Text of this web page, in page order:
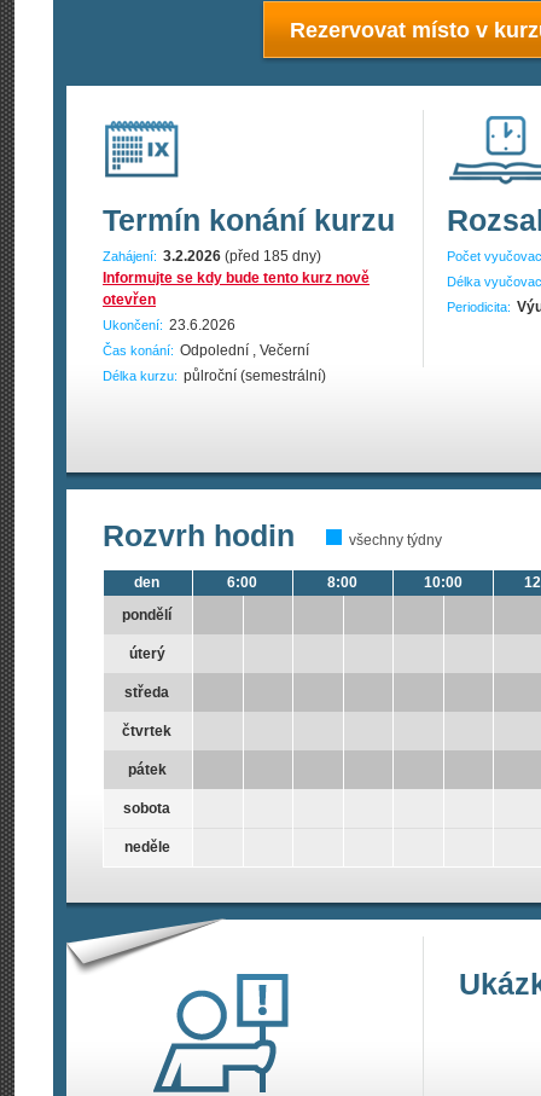
Rezervovat místo v
Termín konání kurzu
Zahájení: 3.2.2026 (před 185 dny)
Informujte se kdy bude tento kurz nově
otevřen
Ukončení: 23.6.2026
Čas konání: Odpolední , Večerní
Délka kurzu: půlroční (semestrální)
Počet
Délka
Periodicita:
Rozvrh hodin všechny týdny
den
pondělí
úterý
středa
čtvrtek
pátek
sobota
neděle
6:00 8:00 10:00